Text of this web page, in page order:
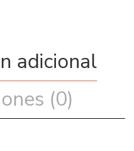
adicional
(0)